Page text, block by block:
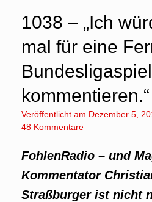
1038 – „Ich
mal für eine
kommentieren.“
Veröffentlicht am Dezember 5,
48 Kommentare
FohlenRadio – und
Kommentator
Straßburger ist nicht